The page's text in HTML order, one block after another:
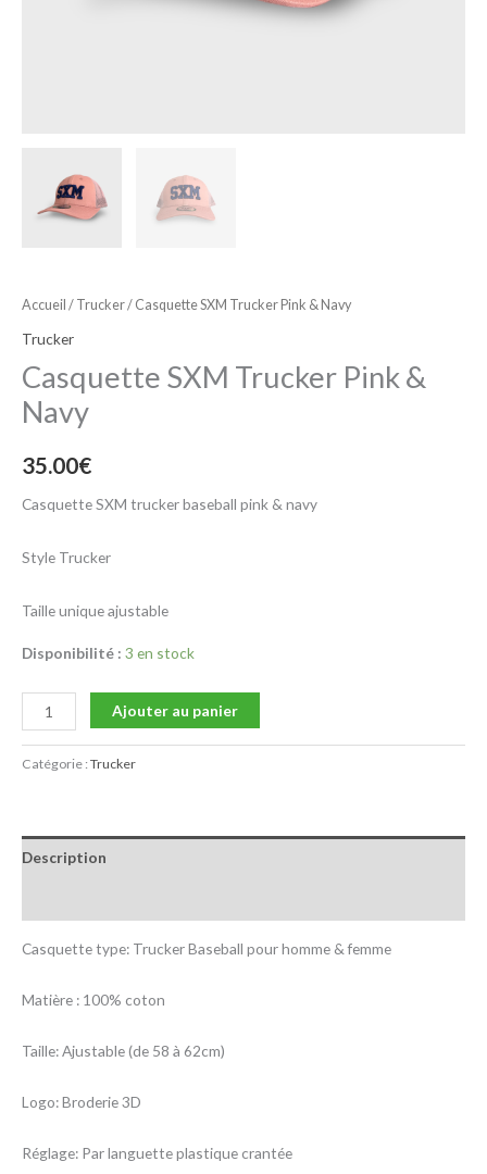
Accueil / Trucker/ Casquette SXM Trucker Pink & Navy
Trucker
Casquette SXM Trucker Pink &
Navy
35.00€
Casquette SXM trucker baseball pink & navy
Style Trucker
Taille unique ajustable
Disponibilité : 3 en stock
Ajouter au panier
Catégorie :Trucker
Description
Casquette type: Trucker Baseball pour homme & femme
Matière : 100% coton
Taille: Ajustable (de 58 à 62cm)
Logo: Broderie 3D
Réglage: Par languette plastique crantée